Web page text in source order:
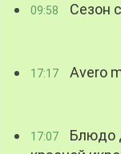
09:58 Сезон
17:17 Avero
17:07
Блюдо